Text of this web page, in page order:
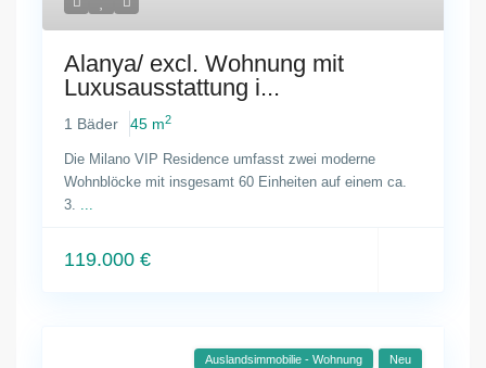
Alanya/ excl. Wohnung mit
Luxusausstattung i...
1 Bäder 45 m2
Die Milano VIP Residence umfasst zwei moderne
Wohnblöcke mit insgesamt 60 Einheiten auf einem ca.
3. ...
119.000 €
Auslandsimmobilie - Wohnung Neu